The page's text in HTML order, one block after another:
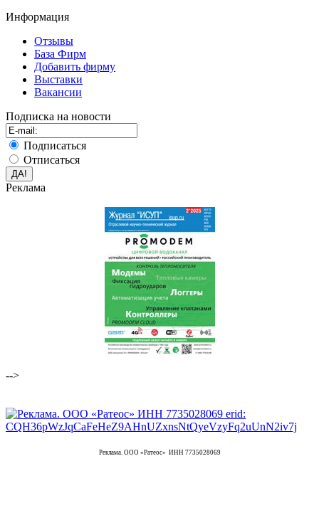
Информация
Отзывы
База Фирм
Добавить фирму
Выставки
Вакансии
Подписка на новости
Подписаться
Отписаться
Реклама
-->
Реклама. ООО «Ратеос» ИНН 7735028069